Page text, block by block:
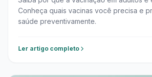
Conheça quais vacinas você precisa e
saúde preventivamente.
Ler artigo completo